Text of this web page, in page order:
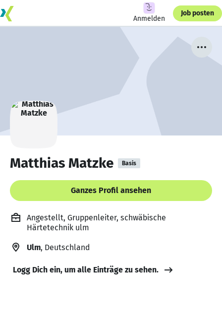
Anmelden
Job posten
Matthias Matzke Basis
Ganzes Profil ansehen
Angestellt, Gruppenleiter, schwäbische
Härtetechnik ulm
Ulm, Deutschland
Logg Dich ein, um alle Einträge zu sehen.